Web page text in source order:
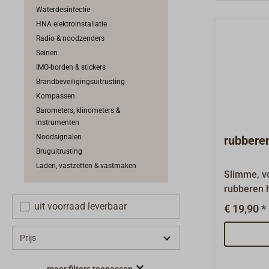
Waterdesinfectie
HNA elektroinstallatie
Radio & noodzenders
Seinen
IMO-borden & stickers
Brandbeveiligingsuitrusting
Kompassen
Barometers, klinometers &
instrumenten
Noodsignalen
Bruguitrusting
Laden, vastzetten & vastmaken
uit voorraad leverbaar
Prijs
de huls
en een
Een
te lassen
speciale
FORM B
Alle
Slimme,
rubberen
beslag
100 g.
€ 19,90 *